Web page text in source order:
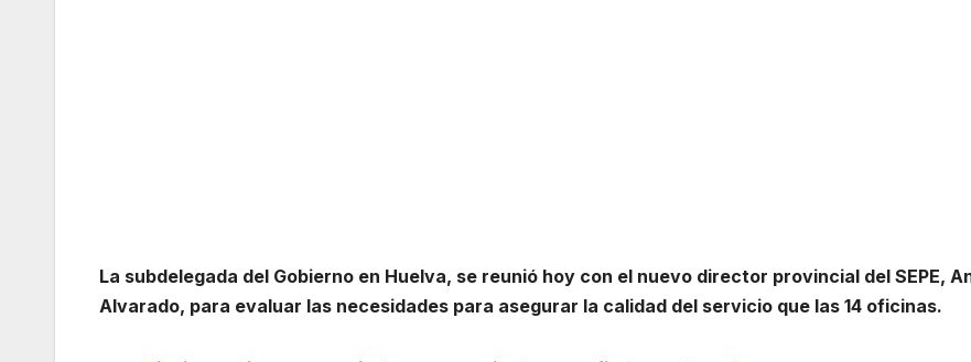
La subdelegada del Gobierno en Huelva, se reunió hoy con el nuevo director provincial del SEPE,
Alvarado, para evaluar las necesidades para asegurar la calidad del servicio que las 14 oficinas.